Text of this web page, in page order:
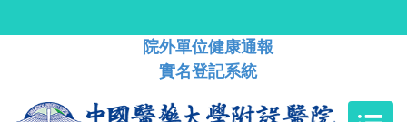
院外單位健康通報
實名登記系統